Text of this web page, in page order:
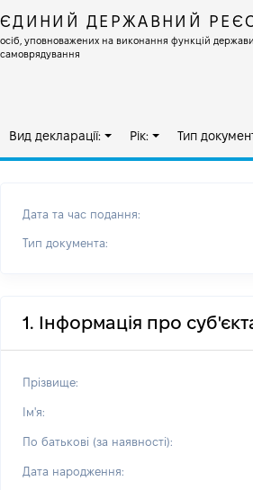
ЄДИНИЙ ДЕРЖАВНИЙ
осіб, уповноважених на виконання функцій
самоврядування
Вид декларації: Рік: Тип
Дата та час подання:
Тип документа:
1. Інформація про
Прізвище:
Ім'я:
По батькові (за наявності):
Дата народження: